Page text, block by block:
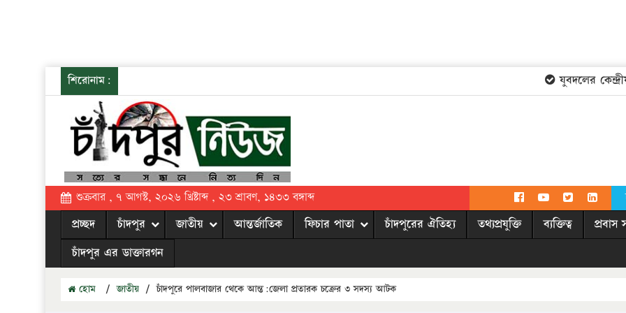
শিরোনাম: যুবদলের কেন্দ্রীয়
শুক্রবার , ৭ আগস্ট, ২০২৬ খ্রিষ্টাব্দ , ২৩ শ্রাবণ, ১৪৩৩ বঙ্গাব্দ
প্রচ্ছদ চাঁদপুর জাতীয় আন্তর্জাতিক ফিচার পাতা চাঁদপুরের ঐতিহ্য তথ্যপ্রযুক্তি ব্যক্তিত্ব প্রবাস
চাঁদপুর এর ডাক্তারগন
হোম / জাতীয় / চাঁদপুরে পালবাজার থেকে আন্ত:জেলা প্রতারক চক্রের ৩ সদস্য আটক